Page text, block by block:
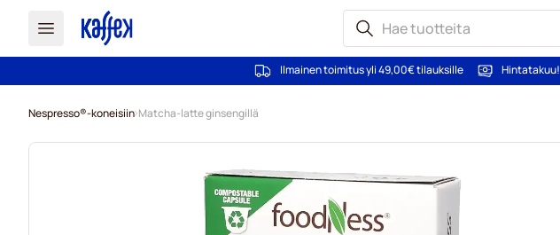
Ilmainen toimitus yli 49,00€ tilauksille Hintatakuu!
Nespresso®-koneisiin Matcha-latte ginsengillä